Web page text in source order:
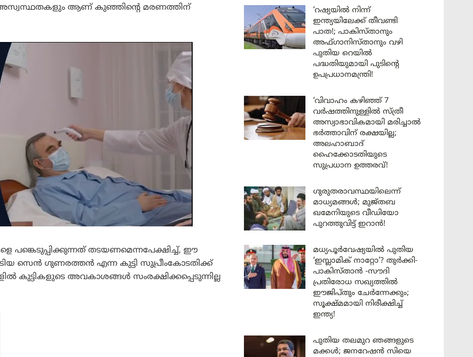
അസ്വസ്ഥതകളും ആണ് കുഞ്ഞിന്റെ മരണത്തിന്
പങ്കെടുപ്പിക്കുന്നത് തടയണമെന്നപേക്ഷിച്ച്, ഈ
സെൻ ഗുണരത്തൻ എന്ന കുട്ടി സുപ്രീംകോടതിക്ക്
കുട്ടികളുടെ അവകാശങ്ങൾ സംരക്ഷിക്കപ്പെടുന്നില്ല
‘റഷ്യയിൽ നിന്ന്
ഇന്ത്യയിലേക്ക് തീവണ്ടി
പാത!; പാകിസ്താനും
അഫ്ഗാനിസ്താനും വഴി
പുതിയ റെയിൽ
പദ്ധതിയുമായി പുടിന്റെ
ഉപപ്രധാനമന്ത്രി!
‘വിവാഹം കഴിഞ്ഞ് 7
വർഷത്തിനുള്ളിൽ സ്ത്രീ
അസ്വാഭാവികമായി മരിച്ചാൽ
ഭർത്താവിന് രക്ഷയില്ല;
അലഹാബാദ്
ഹൈക്കോടതിയുടെ
സുപ്രധാന ഉത്തരവ്!
ഗുരുതരാവസ്ഥയിലെന്ന്
മാധ്യമങ്ങൾ; മുജ്തബ
ഖമേനിയുടെ വീഡിയോ
പുറത്തുവിട്ട് ഇറാൻ!
മധ്യപൂർവേഷ്യയിൽ പുതിയ
‘ഇസ്ലാമിക് നാറ്റോ’? തുർക്കി-
പാകിസ്താൻ -സൗദി
പ്രതിരോധ സഖ്യത്തിൽ
ഈജിപ്തും ചേർന്നേക്കും;
സൂക്ഷ്മമായി നിരീക്ഷിച്ച്
ഇന്ത്യ!
പുതിയ തലമുറ ഞങ്ങളുടെ
മക്കൾ; ജനറേഷൻ സിയെ